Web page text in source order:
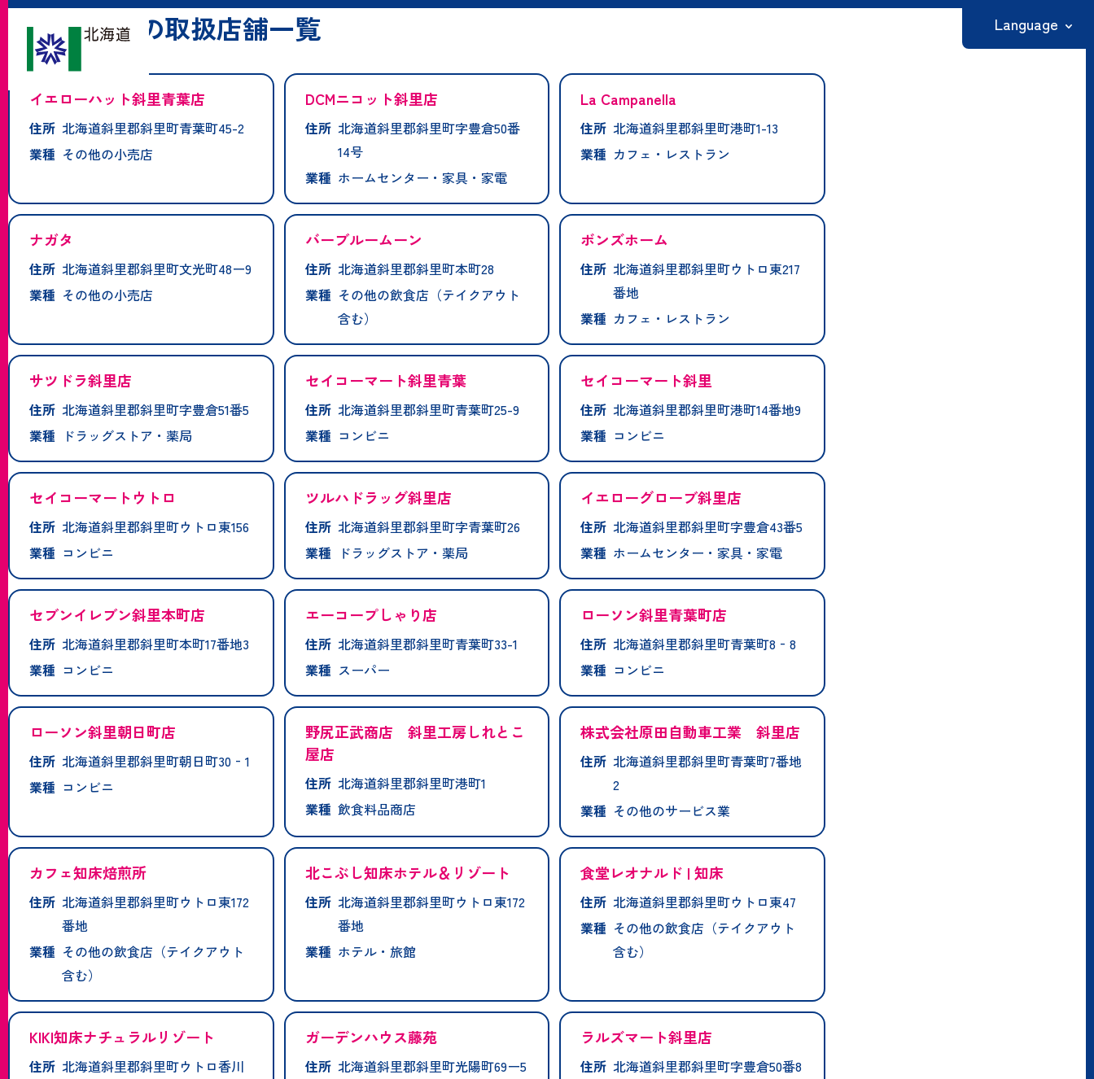
Language
「斜里町」の取扱店舗一覧
イエローハット斜里青葉店
住所 北海道斜里郡斜里町青葉町45-2
業種 その他の小売店
DCMニコット斜里店
住所 北海道斜里郡斜里町字豊倉50番
14号
業種 ホームセンター・家具・家電
La Campanella
住所 北海道斜里郡斜里町港町1-13
業種 カフェ・レストラン
ナガタ
住所 北海道斜里郡斜里町文光町48ー9
業種 その他の小売店
バーブルームーン
住所 北海道斜里郡斜里町本町28
業種 その他の飲食店（テイクアウト
含む）
ボンズホーム
住所 北海道斜里郡斜里町ウトロ東217
番地
業種 カフェ・レストラン
サツドラ斜里店
住所 北海道斜里郡斜里町字豊倉51番5
業種
ドラッグストア・薬局
セイコーマート斜里青葉
住所 北海道斜里郡斜里町青葉町25-9
業種 コンビニ
セイコーマート斜里
住所 北海道斜里郡斜里町港町14番地9
業種 コンビニ
セイコーマートウトロ
住所 北海道斜里郡斜里町ウトロ東156
業種 コンビニ
ツルハドラッグ斜里店
住所 北海道斜里郡斜里町字青葉町26
業種
ドラッグストア・薬局
イエローグローブ斜里店
住所 北海道斜里郡斜里町字豊倉43番5
業種 ホームセンター・家具・家電
セブンイレブン斜里本町店
住所 北海道斜里郡斜里町本町17番地3
業種 コンビニ
エーコープしゃり店
住所 北海道斜里郡斜里町青葉町33-1
業種 スーパー
ローソン斜里青葉町店
住所 北海道斜里郡斜里町青葉町8‐8
業種 コンビニ
ローソン斜里朝日町店
住所 北海道斜里郡斜里町朝日町30‐1
業種 コンビニ
野尻正武商店 斜里工房しれとこ
屋店
住所 北海道斜里郡斜里町港町1
業種 飲食料品商店
株式会社原田自動車工業 斜里店
住所 北海道斜里郡斜里町青葉町7番地
2
業種 その他のサービス業
カフェ知床焙煎所
住所 北海道斜里郡斜里町ウトロ東172
番地
業種 その他の飲食店（テイクアウト
含む）
北こぶし知床ホテル＆リゾート
住所 北海道斜里郡斜里町ウトロ東172
番地
業種 ホテル・旅館
食堂レオナルド | 知床
住所 北海道斜里郡斜里町ウトロ東47
業種 その他の飲食店（テイクアウト
含む）
KIKI知床ナチュラルリゾート
住所 北海道斜里郡斜里町ウトロ香川
ガーデンハウス藤苑
住所 北海道斜里郡斜里町光陽町69ー5
ラルズマート斜里店
住所 北海道斜里郡斜里町字豊倉50番8